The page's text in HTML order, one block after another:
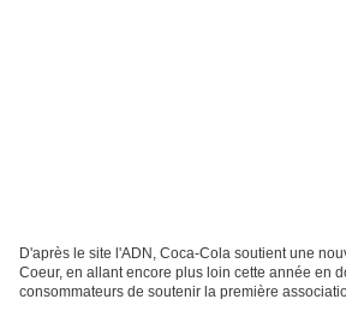
D'après le site l'ADN, Coca-Cola soutient une
Coeur, en allant encore plus loin cette année en
consommateurs de soutenir la première